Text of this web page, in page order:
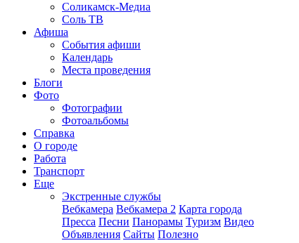
Соликамск-Медиа
Соль ТВ
Афиша
События афиши
Календарь
Места проведения
Блоги
Фото
Фотографии
Фотоальбомы
Справка
О городе
Работа
Транспорт
Еще
Экстренные службы
Вебкамера Вебкамера 2 Карта города
Пресса Песни Панорамы Туризм Видео
Объявления Сайты Полезно